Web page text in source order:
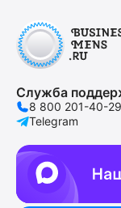
Служба
8 800 201-40-29
Telegram